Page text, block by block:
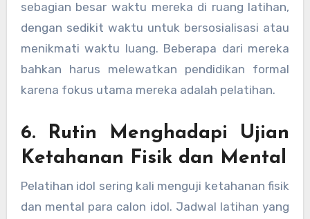
sebagian besar waktu mereka di ruang latihan,
dengan sedikit waktu untuk bersosialisasi atau
menikmati waktu luang. Beberapa dari mereka
bahkan harus melewatkan pendidikan formal
karena fokus utama mereka adalah pelatihan.
6. Rutin Menghadapi Ujian
Ketahanan Fisik dan Mental
Pelatihan idol sering kali menguji ketahanan fisik
dan mental para calon idol. Jadwal latihan yang